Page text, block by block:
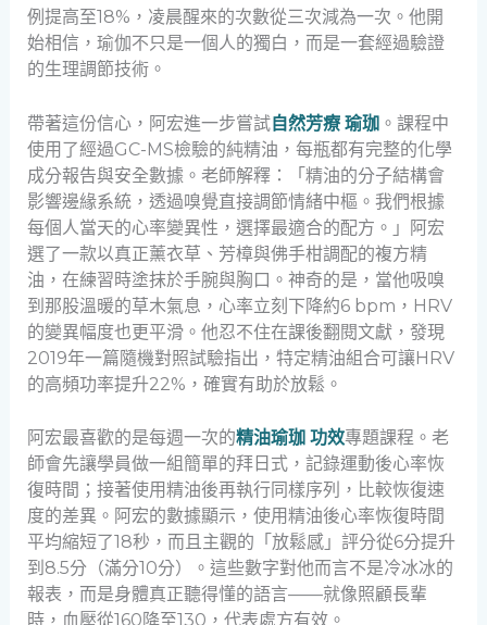
例提高至18%，凌晨醒來的次數從三次減為一次。他開
始相信，瑜伽不只是一個人的獨白，而是一套經過驗證
的生理調節技術。
帶著這份信心，阿宏進一步嘗試自然芳療 瑜珈。課程中
使用了經過GC-MS檢驗的純精油，每瓶都有完整的化學
成分報告與安全數據。老師解釋：「精油的分子結構會
影響邊緣系統，透過嗅覺直接調節情緒中樞。我們根據
每個人當天的心率變異性，選擇最適合的配方。」阿宏
選了一款以真正薰衣草、芳樟與佛手柑調配的複方精
油，在練習時塗抹於手腕與胸口。神奇的是，當他吸嗅
到那股溫暖的草木氣息，心率立刻下降約6 bpm，HRV
的變異幅度也更平滑。他忍不住在課後翻閱文獻，發現
2019年一篇隨機對照試驗指出，特定精油組合可讓HRV
的高頻功率提升22%，確實有助於放鬆。
阿宏最喜歡的是每週一次的精油瑜珈 功效專題課程。老
師會先讓學員做一組簡單的拜日式，記錄運動後心率恢
復時間；接著使用精油後再執行同樣序列，比較恢復速
度的差異。阿宏的數據顯示，使用精油後心率恢復時間
平均縮短了18秒，而且主觀的「放鬆感」評分從6分提升
到8.5分（滿分10分）。這些數字對他而言不是冷冰冰的
報表，而是身體真正聽得懂的語言——就像照顧長輩
時，血壓從160降至130，代表處方有效。